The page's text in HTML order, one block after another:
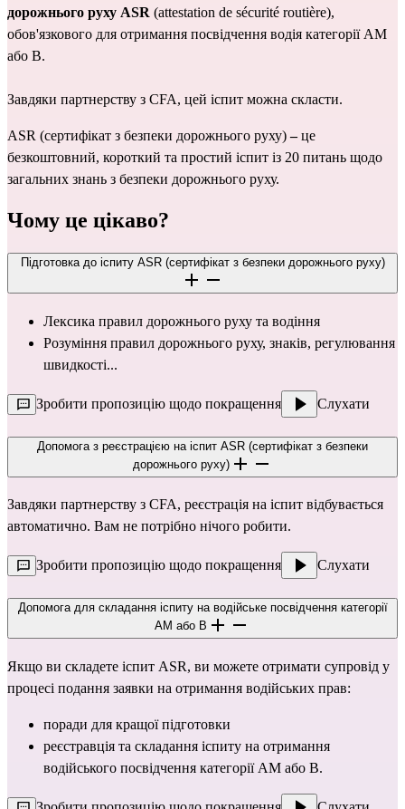
дорожнього руху ASR (attestation de sécurité routière),
обов'язкового для отримання посвідчення водія категорії AM
або B.
Завдяки партнерству з CFA, цей іспит можна скласти.
ASR (сертифікат з безпеки дорожнього руху) – це
безкоштовний, короткий та простий іспит із 20 питань щодо
загальних знань з безпеки дорожнього руху.
Чому це цікаво?
Підготовка до іспиту ASR (сертифікат з безпеки дорожнього руху)
Лексика правил дорожнього руху та водіння
Розуміння правил дорожнього руху, знаків, регулювання
швидкості...
Зробити пропозицію щодо покращення Слухати
Допомога з реєстрацією на іспит ASR (сертифікат з безпеки
дорожнього руху)
Завдяки партнерству з CFA, реєстрація на іспит відбувається
автоматично. Вам не потрібно нічого робити.
Зробити пропозицію щодо покращення Слухати
Допомога для складання іспиту на водійське посвідчення категорії
AM або B
Якщо ви складете іспит ASR, ви можете отримати супровід у
процесі подання заявки на отримання водійських прав:
поради для кращої підготовки
реєстравція та складання іспиту на отримання
водійського посвідчення категорії AM або B.